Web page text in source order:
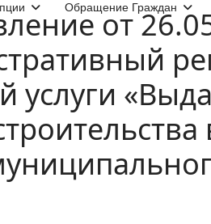
Обращение Граждан
от
услуги